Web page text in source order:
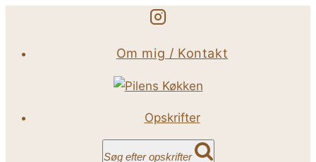
indhold
Om mig / Kontakt
Opskrifter
Søg efter opskrifter